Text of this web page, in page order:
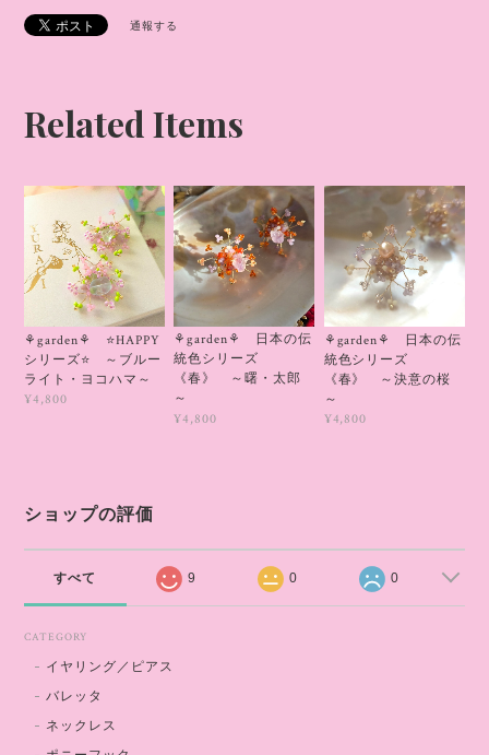
通報する
Related Items
⚘garden⚘ ⭐HAPPY
シリーズ⭐ ～ブルー
ライト・ヨコハマ～
¥4,800
⚘garden⚘ 日本の伝
統色シリーズ
《春》 ～曙・太郎
～
¥4,800
⚘garden⚘ 日本の伝
統色シリーズ
《春》 ～決意の桜
～
¥4,800
ショップの評価
すべて 9 0 0
CATEGORY
イヤリング／ピアス
バレッタ
ネックレス